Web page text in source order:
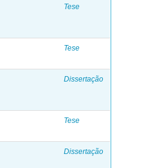
Tese
Tese
Dissertação
Tese
Dissertação